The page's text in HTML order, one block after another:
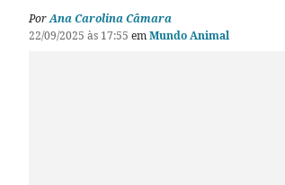
PorAna Carolina Câmara
22/09/2025 às 17:55 emMundo Animal